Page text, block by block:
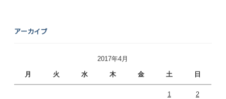
アーカイブ
2017年4月
月 火 水 木 金 土 日
1 2